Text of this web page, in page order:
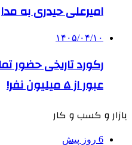
امیرعلی حیدری به
۱۴۰۵/۰۴/۱۰
رکورد تاریخی حضور
عبور از ۵ میلیون نفر!
بازار و کسب و کار
6 روز پیش